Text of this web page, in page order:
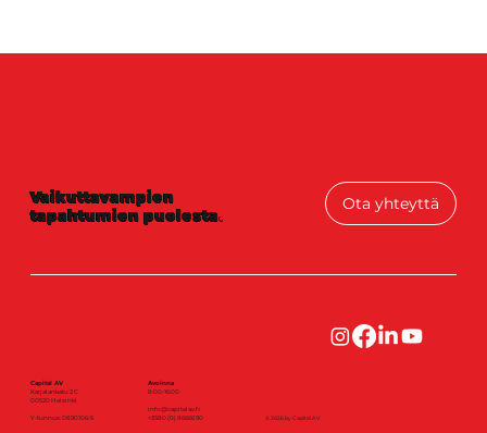
Vaikuttavampien
tapahtumien puolesta.
Ota yhteyttä
Capital AV
Karjalankatu 2 C
00520 Helsinki
Y-tunnus: 0890106-5
Avoinna
8:00-16:00
info@capitalav.fi
+3580 (0) 9 6666 90
© 2026 by Capital AV